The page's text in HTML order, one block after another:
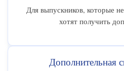
Для выпускников, которые
хотят получить
Дополнительная